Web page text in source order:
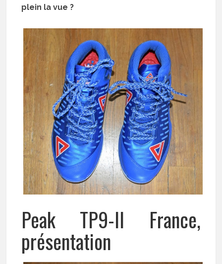
plein la vue ?
Peak TP9-II France,
présentation